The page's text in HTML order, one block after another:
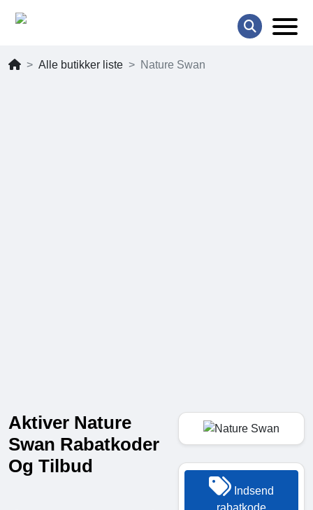
Alle butikker liste Nature Swan
Aktiver Nature
Swan Rabatkoder
Og Tilbud
Indsend
rabatkode